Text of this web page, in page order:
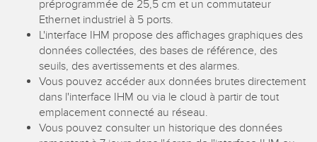
Fourches optiques et capteurs d'étiquettes
Capteurs de repères, de couleurs et de luminescence
Capteurs d’aide au choix
Capteurs de température
Capteurs de détection de zone
Surveillance des conditions : maintenance prédictive et
préventive
Surveillance des machines/Efficacité globale de l'équipement
Télésurveillance
préprogrammée de 25,5 cm et un commutateur
Ethernet industriel à 5 ports.
L'interface IHM propose des affichages graphiques des
données collectées, des bases de référence, des
seuils, des avertissements et des alarmes.
Vous pouvez accéder aux données brutes directement
dans l'interface IHM ou via le cloud à partir de tout
emplacement connecté au réseau.
Vous pouvez consulter un historique des données